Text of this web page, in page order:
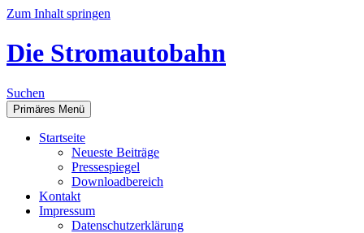
Zum Inhalt springen
Die Stromautobahn
Suchen
Primäres Menü
Start­sei­te
Neu­es­te Beiträge
Pres­se­spie­gel
Down­load­be­reich
Kon­takt
Impres­sum
Daten­schutz­er­klä­rung